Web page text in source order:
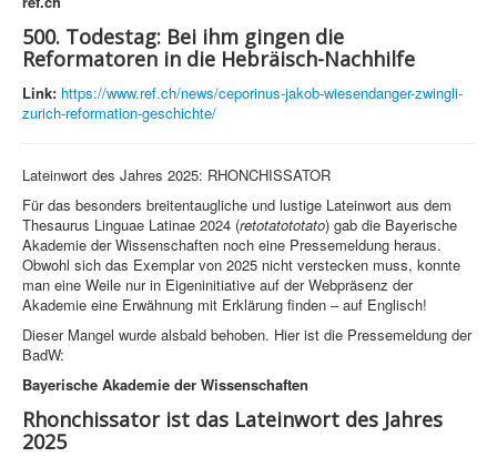
500. Todestag: Bei ihm gingen die
Reformatoren in die Hebräisch-Nachhilfe
Link: https://www.ref.ch/news/ceporinus-jakob-wiesendanger-zwingli-
zurich-reformation-geschichte/
Lateinwort des Jahres 2025: RHONCHISSATOR
Für das besonders breitentaugliche und lustige Lateinwort aus dem
Thesaurus Linguae Latinae 2024 (retotatototato) gab die Bayerische
Akademie der Wissenschaften noch eine Pressemeldung heraus.
Obwohl sich das Exemplar von 2025 nicht verstecken muss, konnte
man eine Weile nur in Eigeninitiative auf der Webpräsenz der
Akademie eine Erwähnung mit Erklärung finden – auf Englisch!
Dieser Mangel wurde alsbald behoben. Hier ist die Pressemeldung der
BadW:
Bayerische Akademie der Wissenschaften
Rhonchissator ist das Lateinwort des Jahres
2025